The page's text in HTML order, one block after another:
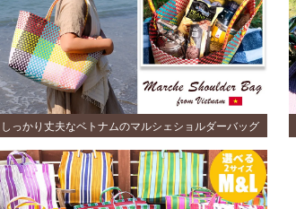
しっかり丈夫なベトナムのマルシェショルダーバッグ